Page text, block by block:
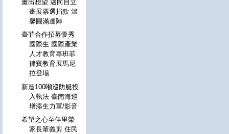
畫出想望.邁向自立
畫展票選捐款 溫
馨圓滿達陣
臺菲合作招募優秀
國際生 國際產業
人才教育專班菲
律賓教育展馬尼
拉登場
新造100噸巡防艇投
入執法 臺南海巡
增添生力軍/影音
希望之心至佳里榮
家長輩義剪 住民